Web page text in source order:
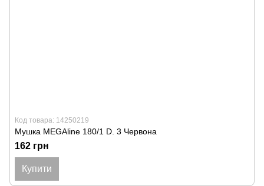
Код товара: 14250219
Мушка MEGAline 180/1 D. 3 Червона
162 грн
Купити